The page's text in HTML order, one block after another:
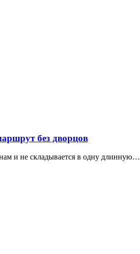
без дворцов
и не складывается в одну длинную…